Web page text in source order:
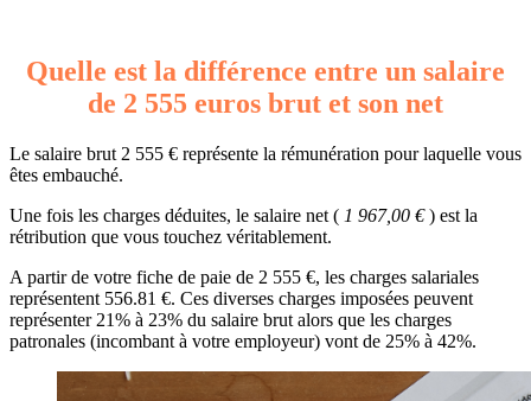
Quelle est la différence entre un salaire
de 2 555 euros brut et son net
Le salaire brut 2 555 € représente la rémunération pour laquelle vous
êtes embauché.
Une fois les charges déduites, le salaire net ( 1 967,00 €) est la
rétribution que vous touchez véritablement.
A partir de votre fiche de paie de 2 555 €, les charges salariales
représentent 556.81 €. Ces diverses charges imposées peuvent
représenter 21% à 23% du salaire brut alors que les charges
patronales (incombant à votre employeur) vont de 25% à 42%.